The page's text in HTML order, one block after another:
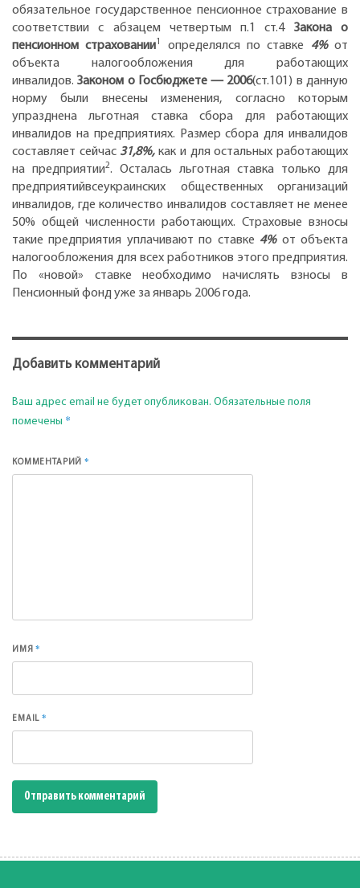
обязательное государственное пенсионное страхование в
соответствии с абзацем четвертым п.1 ст.4 Закона о
пенсионном страховании1 определялся по ставке 4%от
объекта налогообложения для работающих
инвалидов.Законом о Госбюджете — 2006(ст.101) в данную
норму были внесены изменения, согласно которым
упразднена льготная ставка сбора для работающих
инвалидов на предприятиях. Размер сбора для инвалидов
составляет сейчас 31,8%,как и для остальных работающих
на предприятии2. Осталась льготная ставка только для
предприятийвсеукраинских общественных организаций
инвалидов, где количество инвалидов составляет не менее
50% общей численности работающих. Страховые взносы
такие предприятия уплачивают по ставке 4%от объекта
налогообложения для всех работников этого предприятия.
По «новой» ставке необходимо начислять взносы в
Пенсионный фонд уже за январь 2006 года.
Добавить комментарий
Ваш адрес email не будет опубликован. Обязательные поля
помечены *
КОММЕНТАРИЙ*
ИМЯ*
EMAIL*